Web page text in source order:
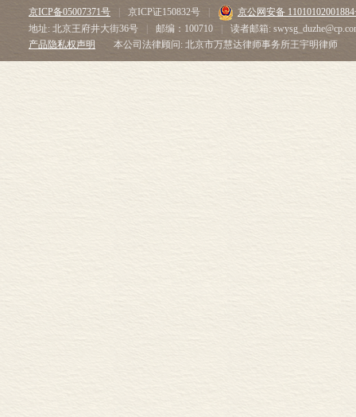
京ICP备05007371号 京ICP证150832号
京公网安备
地址: 北京王府井大街36号
邮编：100710
读者邮箱:
产品隐私权声明
本公司法律顾问: 北京市万慧达律师事务所王宇明律师